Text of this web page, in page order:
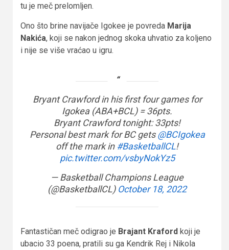
tu je meč prelomljen.
Ono što brine navijače Igokee je povreda Marija
Nakića, koji se nakon jednog skoka uhvatio za koljeno
i nije se više vraćao u igru.
Bryant Crawford in his first four games for
Igokea (ABA+BCL) = 36pts.
Bryant Crawford tonight: 33pts!
Personal best mark for BC gets@BCIgokea
off the mark in #BasketballCL!
pic.twitter.com/vsbyNokYz5
— Basketball Champions League
(@BasketballCL) October 18, 2022
Fantastičan meč odigrao je Brajant Kraford koji je
ubacio 33 poena, pratili su ga Kendrik Rej i Nikola